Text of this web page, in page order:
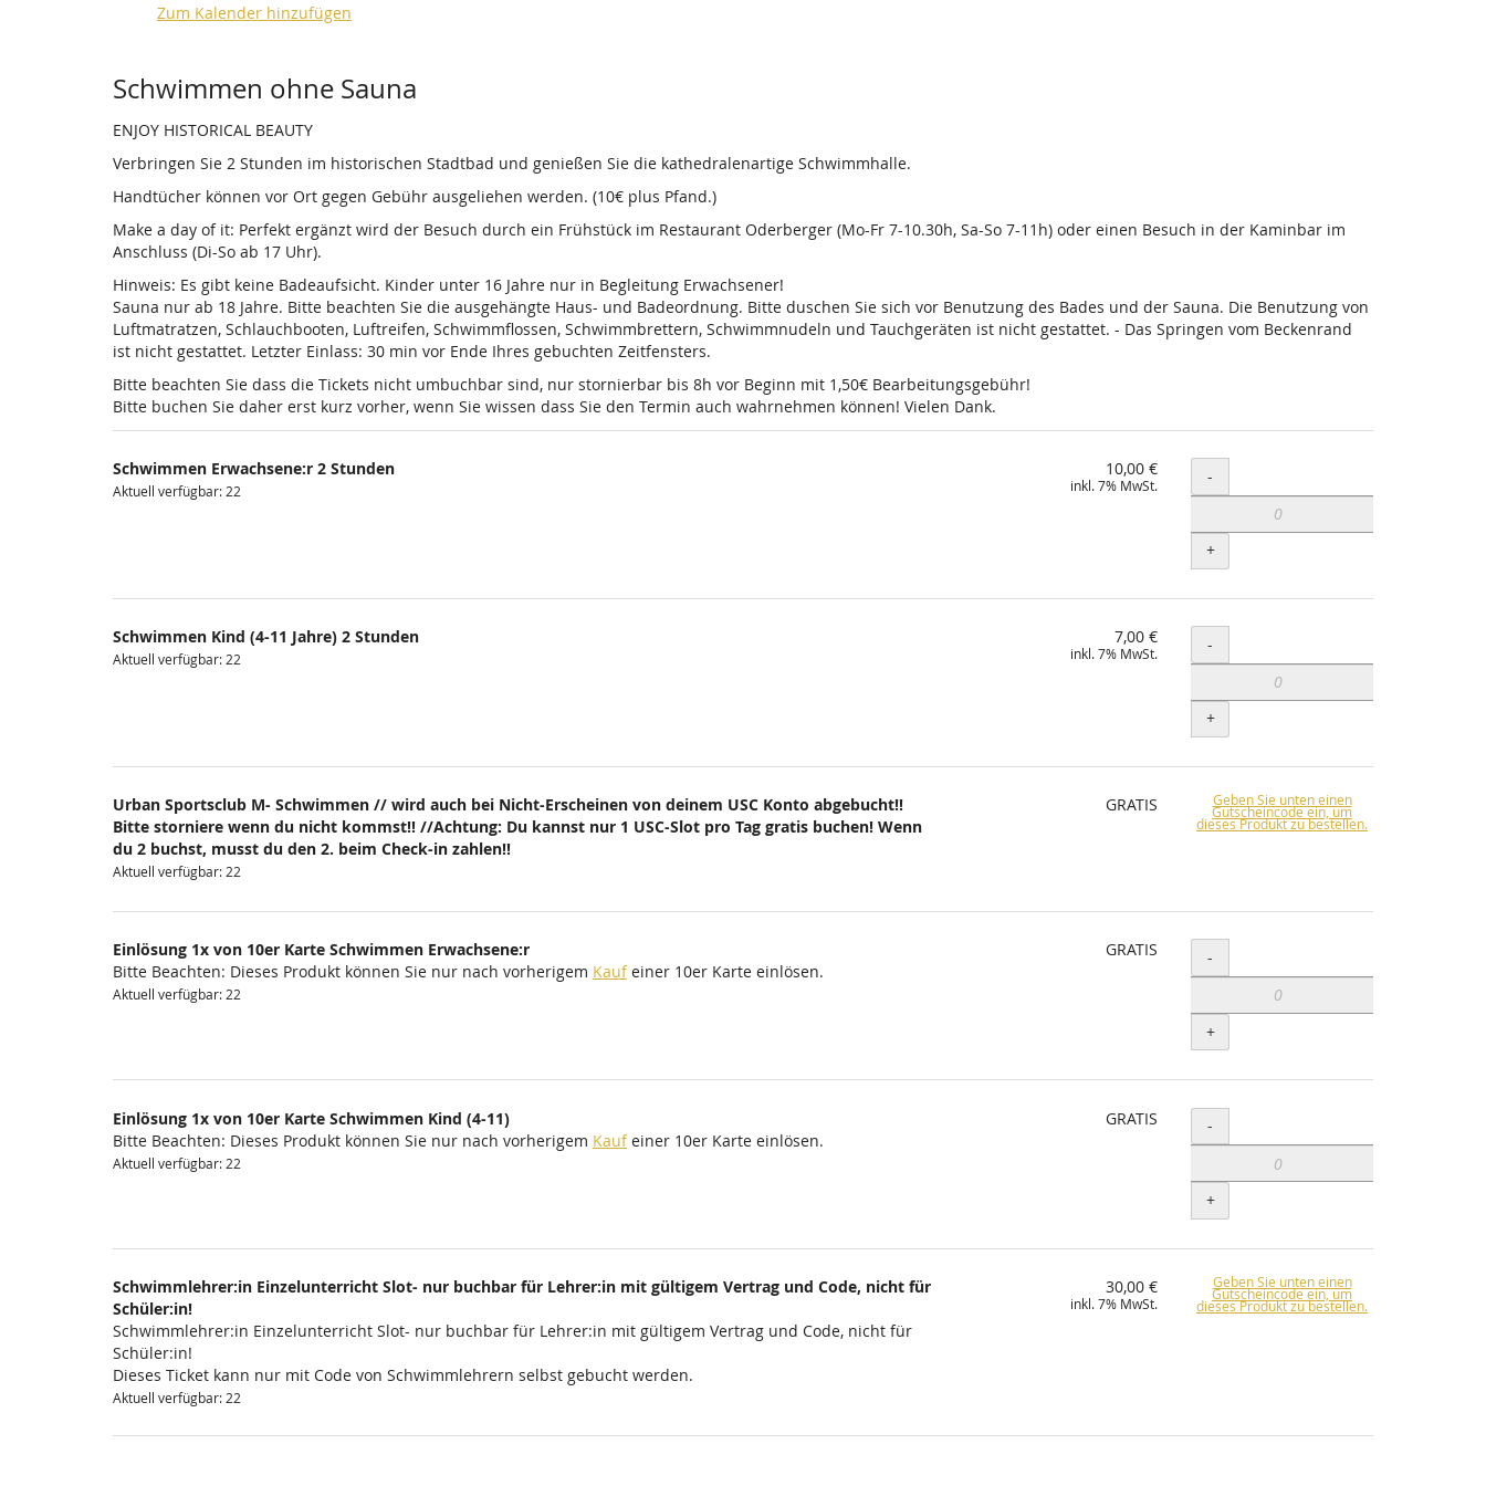
Zum Kalender hinzufügen
Produkte
Schwimmen ohne Sauna
ENJOY HISTORICAL BEAUTY
Verbringen Sie 2 Stunden im historischen Stadtbad und genießen Sie die kathedralenartige Schwimmhalle.
Handtücher können vor Ort gegen Gebühr ausgeliehen werden. (10€ plus Pfand.)
Make a day of it: Perfekt ergänzt wird der Besuch durch ein Frühstück im Restaurant Oderberger (Mo-Fr 7-10.30h, Sa-So 7-11h) oder einen Besuch in der Kaminbar im
Anschluss (Di-So ab 17 Uhr).
Hinweis: Es gibt keine Badeaufsicht. Kinder unter 16 Jahre nur in Begleitung Erwachsener!
Sauna nur ab 18 Jahre. Bitte beachten Sie die ausgehängte Haus- und Badeordnung. Bitte duschen Sie sich vor Benutzung des Bades und der Sauna. Die Benutzung von
Luftmatratzen, Schlauchbooten, Luftreifen, Schwimmflossen, Schwimmbrettern, Schwimmnudeln und Tauchgeräten ist nicht gestattet. - Das Springen vom Beckenrand
ist nicht gestattet. Letzter Einlass: 30 min vor Ende Ihres gebuchten Zeitfensters.
Bitte beachten Sie dass die Tickets nicht umbuchbar sind, nur stornierbar bis 8h vor Beginn mit 1,50€ Bearbeitungsgebühr!
Bitte buchen Sie daher erst kurz vorher, wenn Sie wissen dass Sie den Termin auch wahrnehmen können! Vielen Dank.
Schwimmen Erwachsene:r 2 Stunden
Aktuell verfügbar: 22
10,00 €
inkl. 7% MwSt. Menge
-
+
Schwimmen Kind (4-11 Jahre) 2 Stunden
Aktuell verfügbar: 22
7,00 €
inkl. 7% MwSt. Menge
-
+
Urban Sportsclub M- Schwimmen // wird auch bei Nicht-Erscheinen von deinem USC Konto abgebucht!!
Bitte storniere wenn du nicht kommst!! //Achtung: Du kannst nur 1 USC-Slot pro Tag gratis buchen! Wenn
du 2 buchst, musst du den 2. beim Check-in zahlen!!
Aktuell verfügbar: 22
GRATIS Geben Sie unten einen
Gutscheincode ein, um
dieses Produkt zu bestellen.
Einlösung 1x von 10er Karte Schwimmen Erwachsene:r
Bitte Beachten: Dieses Produkt können Sie nur nach vorherigem Kaufeiner 10er Karte einlösen.
Aktuell verfügbar: 22
GRATIS Menge
-
+
Einlösung 1x von 10er Karte Schwimmen Kind (4-11)
Bitte Beachten: Dieses Produkt können Sie nur nach vorherigem Kaufeiner 10er Karte einlösen.
Aktuell verfügbar: 22
GRATIS Menge
-
+
Schwimmlehrer:in Einzelunterricht Slot- nur buchbar für Lehrer:in mit gültigem Vertrag und Code, nicht für
Schüler:in!
Schwimmlehrer:in Einzelunterricht Slot- nur buchbar für Lehrer:in mit gültigem Vertrag und Code, nicht für
Schüler:in!
Dieses Ticket kann nur mit Code von Schwimmlehrern selbst gebucht werden.
Aktuell verfügbar: 22
30,00 €
inkl. 7% MwSt.
Geben Sie unten einen
Gutscheincode ein, um
dieses Produkt zu bestellen.